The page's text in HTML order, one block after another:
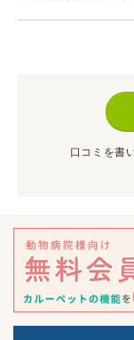
口コミを書